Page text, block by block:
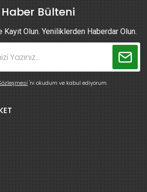
Haber Bülteni
Olun. Yeniliklerden Haberdar Olun.
'ni okudum ve kabul ediyorum.